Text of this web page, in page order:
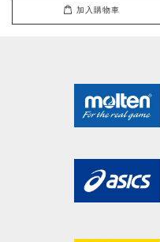
加入購物車